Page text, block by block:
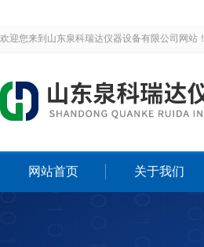
欢迎您来到山东泉科瑞达仪器设备有限公司网站！
网站首页 关于我们